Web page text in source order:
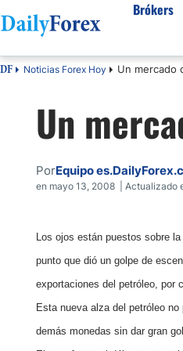
Brókers
España
Argentina
Rep. Dominicana
Mexico
Costa Rica
Venezuela
Guatemala
Cuba
El Salvador
Divisas
EUR/USD
USD/PEN
Materias Primas
Precio del Cafe
Oro (XAU/USD)
Petróleo WTI
Indices
Sobre Nosotros
Política editorial
Cómo generamos
Nuestra metodología
Por qué confiar en
DF Noticias Forex Hoy Un mercado
Un
PorEquipo
en mayo 13, 2008 | Actualizado
Los ojos están puestos sobre
punto que dió un golpe de
exportaciones del petróleo, por
Esta nueva alza del petróleo
demás monedas sin dar gran